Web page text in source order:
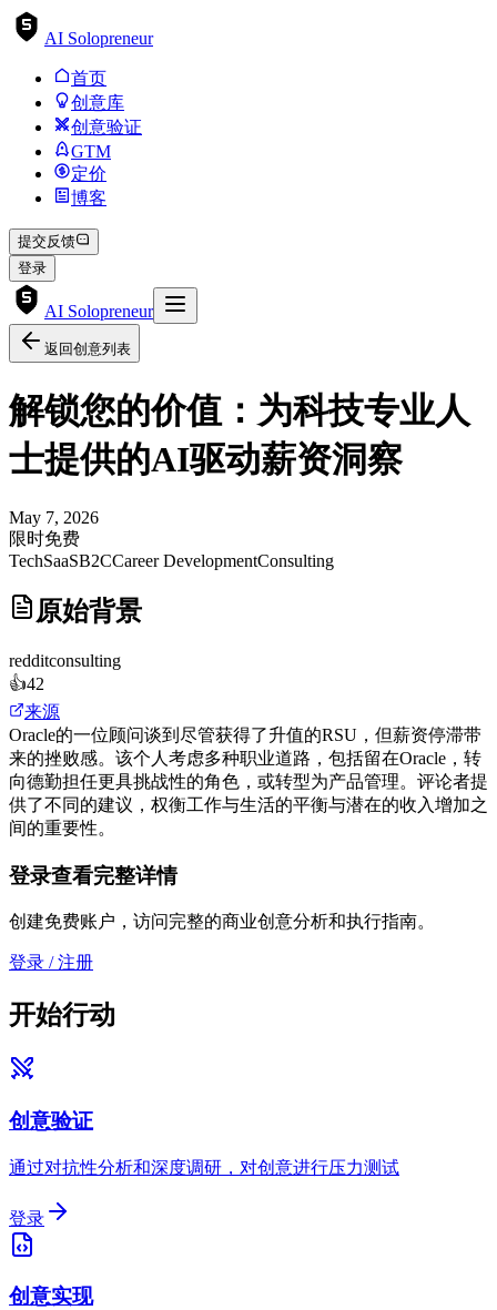
AI Solopreneur
首页
创意库
创意验证
GTM
定价
博客
提交反馈
登录
AI Solopreneur
返回创意列表
解锁您的价值：为科技专业人
士提供的AI驱动薪资洞察
May 7, 2026
限时免费
TechSaaSB2CCareer DevelopmentConsulting
原始背景
redditconsulting
👍42
来源
Oracle的一位顾问谈到尽管获得了升值的RSU，但薪资停滞带
来的挫败感。该个人考虑多种职业道路，包括留在Oracle，转
向德勤担任更具挑战性的角色，或转型为产品管理。评论者提
供了不同的建议，权衡工作与生活的平衡与潜在的收入增加之
间的重要性。
登录查看完整详情
创建免费账户，访问完整的商业创意分析和执行指南。
登录 / 注册
开始行动
创意验证
通过对抗性分析和深度调研，对创意进行压力测试
登录
创意实现